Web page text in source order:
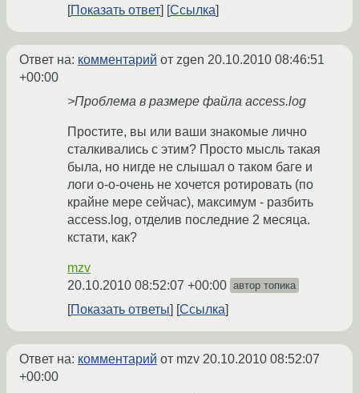
Показать ответ
Ссылка
Ответ на: комментарий от zgen 20.10.2010 08:46:51
+00:00
>Проблема в размере файла access.log
Простите, вы или ваши знакомые лично
сталкивались с этим? Просто мысль такая
была, но нигде не слышал о таком баге и
логи о-о-очень не хочется ротировать (по
крайне мере сейчас), максимум - разбить
access.log, отделив последние 2 месяца.
кстати, как?
mzv
20.10.2010 08:52:07 +00:00 автор топика
Показать ответы Ссылка
Ответ на: комментарий от mzv 20.10.2010 08:52:07
+00:00